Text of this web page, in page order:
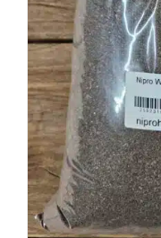
de
productpagina